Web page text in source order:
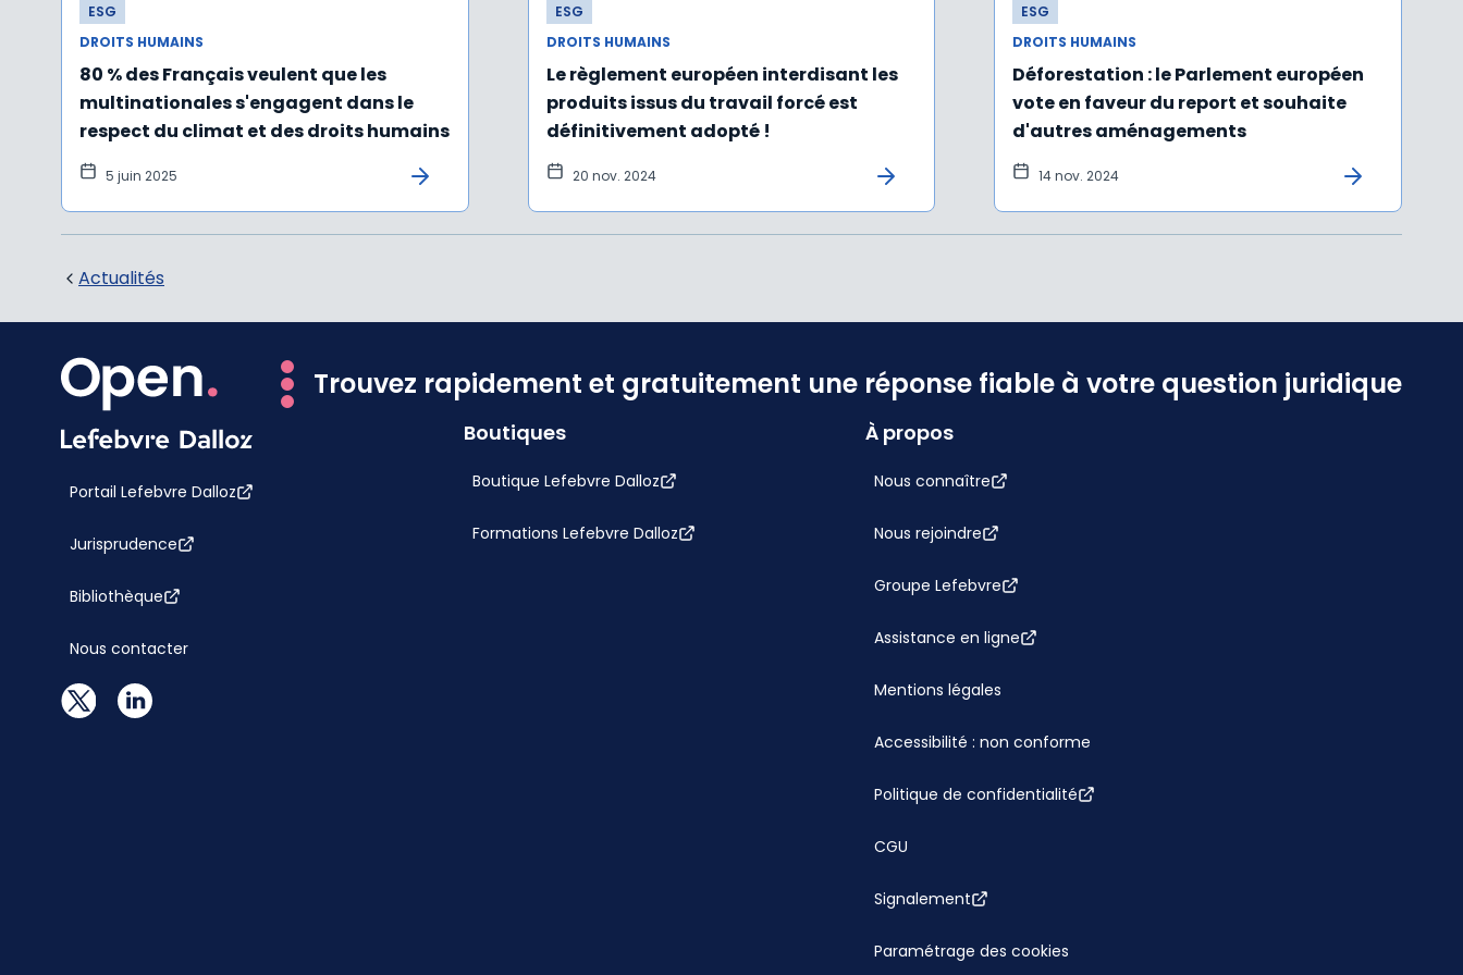
ESG
DROITS HUMAINS
80 % des Français veulent que les
multinationales s'engagent dans le
respect du climat et des droits humains
5 juin 2025
ESG
DROITS HUMAINS
Le règlement européen interdisant les
produits issus du travail forcé est
définitivement adopté !
20 nov. 2024
ESG
DROITS HUMAINS
Déforestation : le Parlement européen
vote en faveur du report et souhaite
d'autres aménagements
14 nov. 2024
Actualités
Trouvez rapidement et gratuitement une réponse fiable à votre question juridique
Portail Lefebvre Dalloz
Jurisprudence
Bibliothèque
Nous contacter
Boutiques
Boutique Lefebvre Dalloz
Formations Lefebvre Dalloz
À propos
Nous connaître
Nous rejoindre
Groupe Lefebvre
Assistance en ligne
Mentions légales
Accessibilité : non conforme
Politique de confidentialité
CGU
Signalement
Paramétrage des cookies